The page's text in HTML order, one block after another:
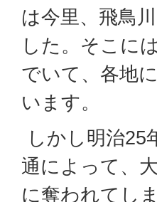
は今里、飛鳥
した。そこに
でいて、各地
います。
しかし明治25
通によって、
に奪われてし